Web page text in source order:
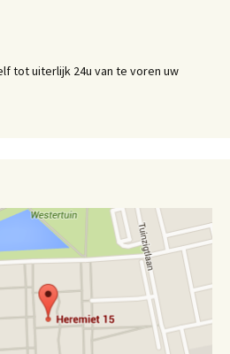
tot uiterlijk 24u van te voren uw